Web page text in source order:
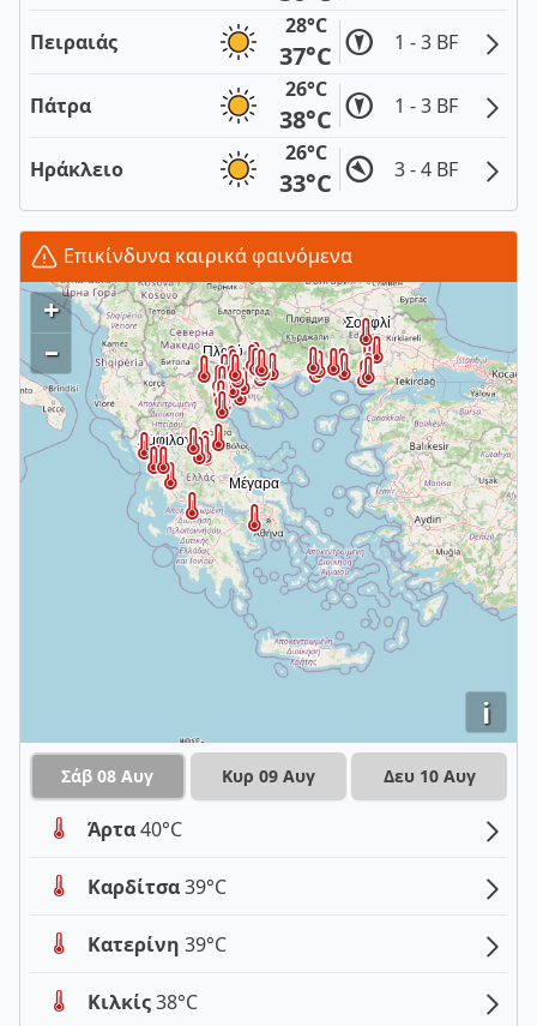
Πειραιάς
28°C
37°C 1 - 3 BF
Πάτρα
26°C
38°C 1 - 3 BF
Ηράκλειο
26°C
33°C 3 - 4 BF
Επικίνδυνα καιρικά φαινόμενα
i
+
–
Σάβ 08 Αυγ Κυρ 09 Αυγ Δευ 10 Αυγ
Άρτα40°C
Καρδίτσα39°C
Κατερίνη 39°C
Κιλκίς38°C